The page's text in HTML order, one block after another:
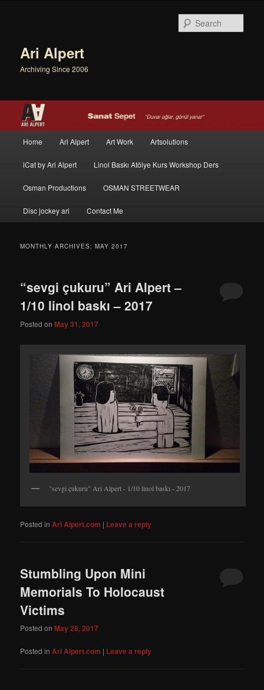
Ari Alpert
Archiving Since 2006
Skip to primary content
Skip to secondary content
Home Ari Alpert Art Work Artsolutions
iCat by Ari Alpert Linol Baskı Atölye Kurs Workshop Ders
Osman Productions OSMAN STREETWEAR
Disc jockey ari Contact Me
MONTHLY ARCHIVES:MAY 2017
“sevgi çukuru” Ari Alpert –
1/10 linol baskı – 2017
Posted onMay 31, 2017
"sevgi çukuru" Ari Alpert - 1/10 linol baskı - 2017
Posted in Ari Alpert.com | Leave a reply
Stumbling Upon Mini
Memorials To Holocaust
Victims
Posted onMay 28, 2017
Posted in Ari Alpert.com | Leave a reply